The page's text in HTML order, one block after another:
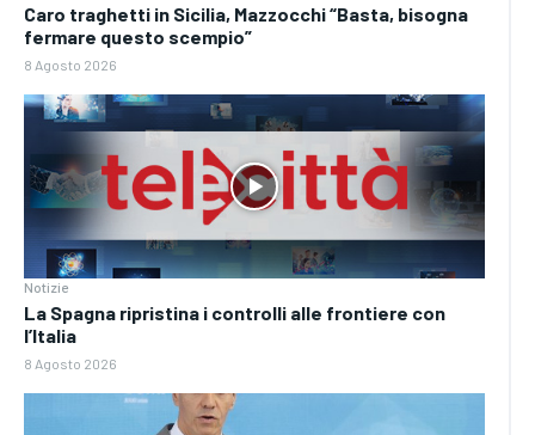
Caro traghetti in Sicilia, Mazzocchi “Basta, bisogna
fermare questo scempio”
8 Agosto 2026
Notizie
La Spagna ripristina i controlli alle frontiere con
l’Italia
8 Agosto 2026